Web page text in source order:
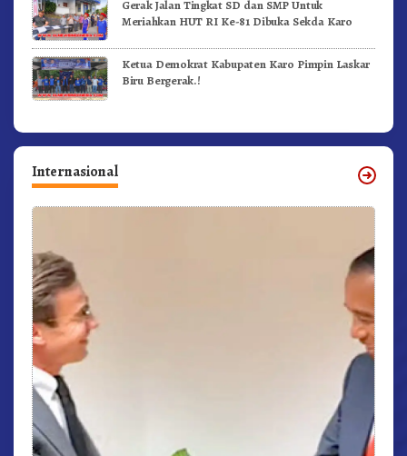
Gerak Jalan Tingkat SD dan SMP Untuk
Meriahkan HUT RI Ke-81 Dibuka Sekda Karo
Ketua Demokrat Kabupaten Karo Pimpin Laskar
Biru Bergerak.!
Internasional